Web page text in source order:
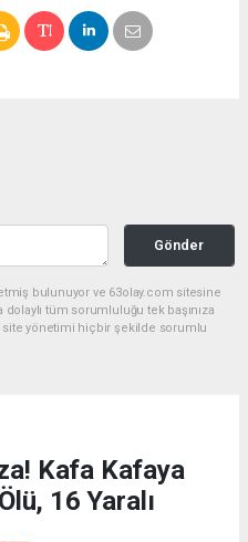
Gönder
bulunuyor ve 63olay.com sitesine
tüm sorumluluğu tek başınıza
site yönetimi hiçbir şekilde sorumlu
Kafa Kafaya
16 Yaralı